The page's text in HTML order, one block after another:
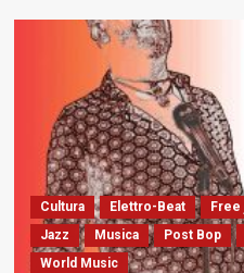
su
Pisa
Jazz Rebirth: dal
1
al
28
luglio
al
Giardini
Scotto
di
Pisa
Cultura Elettro-Beat Free
Jazz
Musica Post Bop
World Music